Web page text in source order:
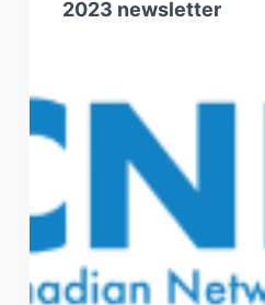
2023 newsletter